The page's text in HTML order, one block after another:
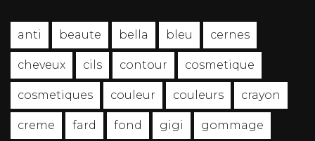
anti beaute bella bleu cernes
cheveux cils contour cosmetique
cosmetiques couleur couleurs crayon
creme fard fond gigi gommage